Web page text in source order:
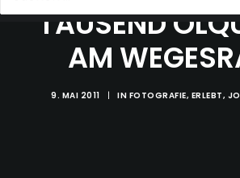
TAUSEND
AM
9. MAI 2011 | IN FOTOGRAFIE, ERLEBT,